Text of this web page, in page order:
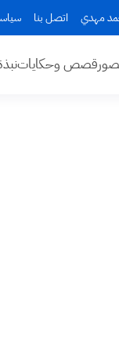
مهدي اتصل بنا
قصص وحكايات